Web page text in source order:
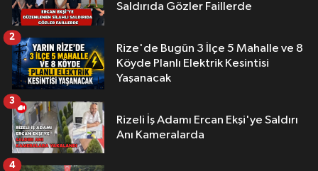
Saldırıda Gözler Faillerde
Rize'de Bugün 3 İlçe 5 Mahalle ve 8
Köyde Planlı Elektrik Kesintisi
Yaşanacak
2
Rizeli İş Adamı Ercan Ekşi'ye Saldırı
Anı Kameralarda
3
4